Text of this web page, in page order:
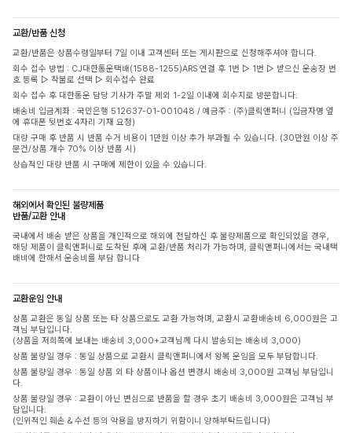
교환/반품 신청
교환/반품은 상품수령일부터 7일 이내 고객센터 또는 게시판으로 신청해주셔야 합니다.
회수 접수 방법 : CJ대한통운택배(1588-1255)ARS 연결 후 1번 ▷ 1번 ▷ 받으신 운송장 번
호 등록 ▷ 착불로 선택 ▷ 회수접수 완료
회수 접수 후 대한통운 담당 기사가 주말 제외 1-2일 이내에 회수지로 방문합니다.
배송비 입금계좌 : 국민은행 512637-01-001048 / 예금주 : (주)클릭앤퍼니 (입금자명 옆
에 휴대폰 뒷번호 4자리 기재 요청)
대량 구매 후 반품 시 반품 수거 비용이 1만원 이상 추가 부과될 수 있습니다. (30만원 이상 주
문건/상품 개수 70% 이상 반품 시)
상습적인 대량 반품 시 구매에 제한이 있을 수 있습니다.
해외에서 확인된 불량제품
반품/교환 안내
국내에서 배송 받은 상품을 개인적으로 해외에 전달하신 후 불량제품으로 확인되었을 경우,
해당 제품이 클릭앤퍼니로 도착된 후에 교환/반품 처리가 가능하며, 클릭앤퍼니에서는 국내택
배비에 한해서 운송비를 부담 합니다
교환운임 안내
상품 교환은 동일 상품 또는 타 상품으로도 교환 가능하며, 교환시 교환배송비 6,000원은 고
객님 부담입니다.
(상품을 저희쪽에 보내는 배송비 3,000+고객님께 다시 발송되는 배송비 3,000)
상품 불량일 경우 : 동일 상품으로 교환시 클릭앤퍼니에서 왕복 운임을 모두 부담합니다.
상품 불량일 경우 : 동일 상품 외 타 상품이나 옵션 변경시 배송비 3,000원 고객님 부담입니
다.
상품 불량일 경우 : 교환이 아닌 변심으로 반품을 할 경우 초기 배송비 3,000원은 고객님 부
담입니다.
(인위적인 훼손 & 수선 등의 악용을 방지하기 위함이니 양해부탁드립니다)